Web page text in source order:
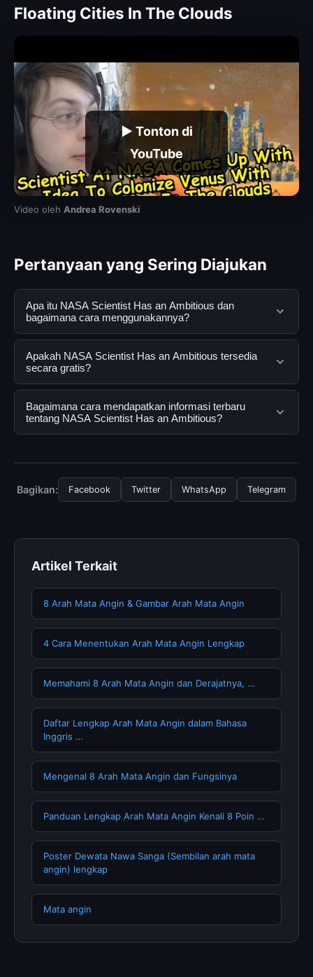
Floating Cities In The Clouds
▶ Tonton di
YouTube
Video oleh Andrea Rovenski
Pertanyaan yang Sering Diajukan
Apa itu NASA Scientist Has an Ambitious dan
bagaimana cara menggunakannya?
NASA Scientist Has an Ambitious adalah layanan digital
yang dirancang untuk membantu pengguna
mendapatkan informasi lengkap dan terpercaya. Anda
dapat menggunakannya dengan mengunjungi situs
resmi dan mengikuti panduan yang tersedia.
Apakah NASA Scientist Has an Ambitious tersedia
secara gratis?
Ya, NASA Scientist Has an Ambitious dapat diakses
secara gratis oleh semua pengguna. Tidak ada biaya
tersembunyi atau langganan yang diperlukan untuk
Bagaimana cara mendapatkan informasi terbaru
tentang NASA Scientist Has an Ambitious?
halaman resmi kami secara berkala. Kami selalu
memperbarui konten dengan informasi terkini dan
Bagikan: Facebook Twitter WhatsApp Telegram
Artikel Terkait
8 Arah Mata Angin & Gambar Arah Mata Angin
4 Cara Menentukan Arah Mata Angin Lengkap
Memahami 8 Arah Mata Angin dan Derajatnya, …
Daftar Lengkap Arah Mata Angin dalam Bahasa
Inggris …
Mengenal 8 Arah Mata Angin dan Fungsinya
Panduan Lengkap Arah Mata Angin Kenali 8 Poin …
Poster Dewata Nawa Sanga (Sembilan arah mata
angin) lengkap
Mata angin